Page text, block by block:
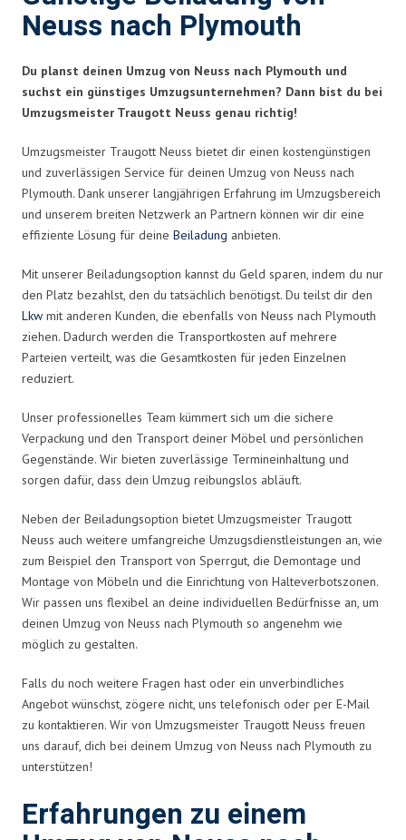
Neuss nach Plymouth
Du planst deinen Umzug von Neuss nach Plymouth und
suchst ein günstiges Umzugsunternehmen? Dann bist du bei
Umzugsmeister Traugott Neuss genau richtig!
Umzugsmeister Traugott Neuss bietet dir einen kostengünstigen
und zuverlässigen Service für deinen Umzug von Neuss nach
Plymouth. Dank unserer langjährigen Erfahrung im Umzugsbereich
und unserem breiten Netzwerk an Partnern können wir dir eine
effiziente Lösung für deine Beiladung anbieten.
Mit unserer Beiladungsoption kannst du Geld sparen, indem du nur
den Platz bezahlst, den du tatsächlich benötigst. Du teilst dir den
Lkw mit anderen Kunden, die ebenfalls von Neuss nach Plymouth
ziehen. Dadurch werden die Transportkosten auf mehrere
Parteien verteilt, was die Gesamtkosten für jeden Einzelnen
reduziert.
Unser professionelles Team kümmert sich um die sichere
Verpackung und den Transport deiner Möbel und persönlichen
Gegenstände. Wir bieten zuverlässige Termineinhaltung und
sorgen dafür, dass dein Umzug reibungslos abläuft.
Neben der Beiladungsoption bietet Umzugsmeister Traugott
Neuss auch weitere umfangreiche Umzugsdienstleistungen an, wie
zum Beispiel den Transport von Sperrgut, die Demontage und
Montage von Möbeln und die Einrichtung von Halteverbotszonen.
Wir passen uns flexibel an deine individuellen Bedürfnisse an, um
deinen Umzug von Neuss nach Plymouth so angenehm wie
möglich zu gestalten.
Falls du noch weitere Fragen hast oder ein unverbindliches
Angebot wünschst, zögere nicht, uns telefonisch oder per E-Mail
zu kontaktieren. Wir von Umzugsmeister Traugott Neuss freuen
uns darauf, dich bei deinem Umzug von Neuss nach Plymouth zu
unterstützen!
Erfahrungen zu einem